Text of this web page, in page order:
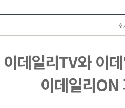
회
이데일리TV와 이
이데일리ON